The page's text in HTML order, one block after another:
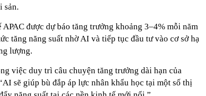
sản.
được dự báo tăng trưởng khoảng 3–4% mỗi năm
tăng năng suất nhờ AI và tiếp tục đầu tư vào cơ sở hạ
lượng.
việc duy trì câu chuyện tăng trưởng dài hạn của
sẽ giúp bù đắp áp lực nhân khẩu học tại một số thị